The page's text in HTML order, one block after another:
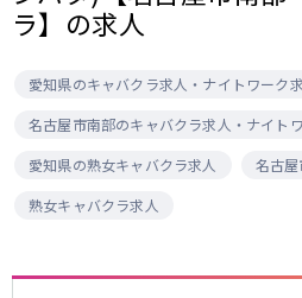
ラ】の求人
愛知県のキャバクラ求人・ナイトワーク
名古屋市南部のキャバクラ求人・ナイト
愛知県の熟女キャバクラ求人
名古
熟女キャバクラ求人
春日井
尾張西部
知多
名古屋市東部
刈谷
名古屋市中心部
四日市
今池駅
名古屋市営地下鉄桜通線
久屋大通駅 今池駅